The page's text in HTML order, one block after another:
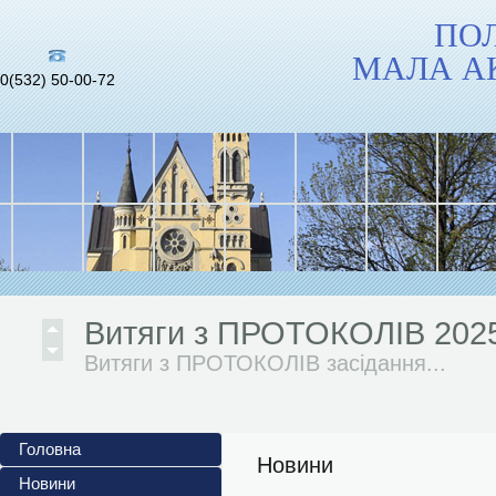
МАЛА
0(532) 50-00-72
Інформаційні матеріали до
повномасштабного...
Витяги з ПРОТОКОЛІВ
Витяги з ПРОТОКОЛІВ засідання...
АНОНСИ ЗАХОДІВ 2024/
Жовтень 2024/2025 н. р. 1.
Головна
Новини
Новини